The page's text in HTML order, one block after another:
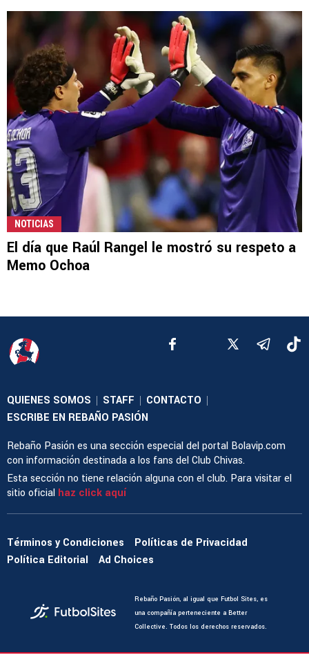
NOTICIAS
El día que Raúl Rangel le mostró su respeto a
Memo Ochoa
QUIENES SOMOS STAFF CONTACTO
ESCRIBE EN REBAÑO PASIÓN
Rebaño Pasión es una sección especial del portal Bolavip.com
con información destinada a los fans del Club Chivas.
Esta sección no tiene relación alguna con el club. Para visitar el
sitio oficial haz click aquí
Términos y Condiciones
Políticas de Privacidad
Política Editorial
Ad Choices
Rebaño Pasión, al igual que Futbol Sites, es
una compañía perteneciente a Better
Collective. Todos los derechos reservados.